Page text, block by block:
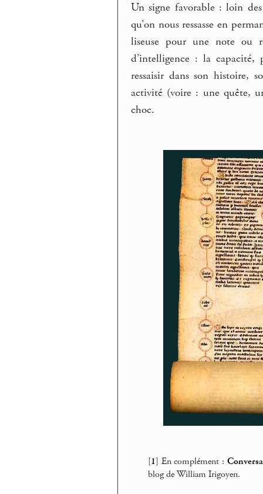
Un signe favorable : loin
qu’on nous ressasse en
liseuse pour une note ou
d’intelligence : la
ressaisir dans son histoire,
activité (voire : une quête,
choc.
[1] En complément :
blog de William Irigoyen.